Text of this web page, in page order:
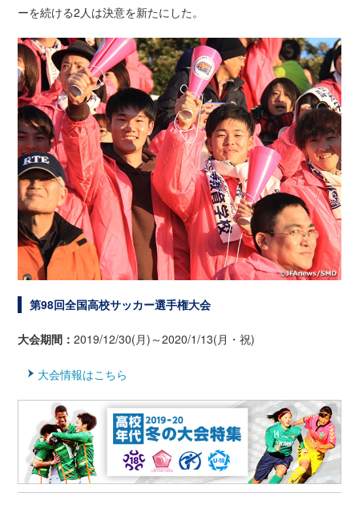
ーを続ける2人は決意を新たにした。
第98回全国高校サッカー選手権大会
大会期間：2019/12/30(月)～2020/1/13(月・祝)
大会情報はこちら